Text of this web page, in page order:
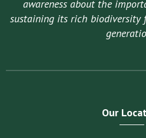
awareness about the
sustaining its rich biodiversity
Our